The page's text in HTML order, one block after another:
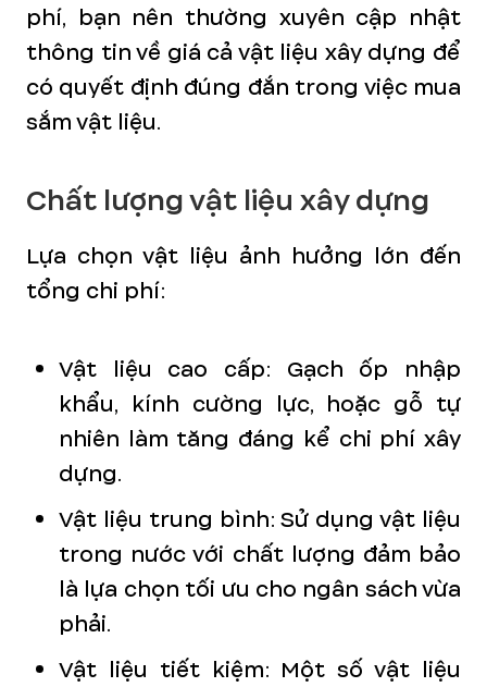
phí, bạn nên thường xuyên cập nhật
thông tin về giá cả vật liệu xây dựng để
có quyết định đúng đắn trong việc mua
sắm vật liệu.
Chất lượng vật liệu xây dựng
Lựa chọn vật liệu ảnh hưởng lớn đến
tổng chi phí:
Vật liệu cao cấp: Gạch ốp nhập
khẩu, kính cường lực, hoặc gỗ tự
nhiên làm tăng đáng kể chi phí xây
dựng.
Vật liệu trung bình: Sử dụng vật liệu
trong nước với chất lượng đảm bảo
là lựa chọn tối ưu cho ngân sách vừa
phải.
Vật liệu tiết kiệm: Một số vật liệu